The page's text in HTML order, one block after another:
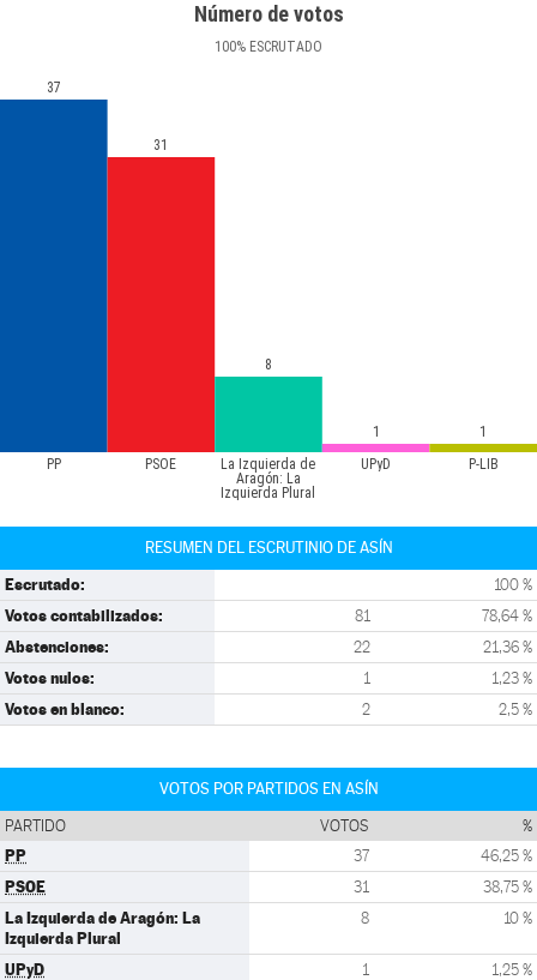
Número de votos
100% ESCRUTADO
PP PSOE
La Izquierda de
Aragón: La
Izquierda Plural
UPyD P-LIB
37
31
8
1 1
RESUMEN DEL ESCRUTINIO DE ASÍN
Escrutado: 100 %
Votos contabilizados: 81 78,64 %
Abstenciones: 22 21,36 %
Votos nulos: 1 1,23 %
Votos en blanco: 2 2,5 %
VOTOS POR PARTIDOS EN ASÍN
PARTIDO VOTOS %
PP 37 46,25 %
PSOE 31 38,75 %
La Izquierda de Aragón: La
Izquierda Plural
8 10 %
UPyD 1 1,25 %